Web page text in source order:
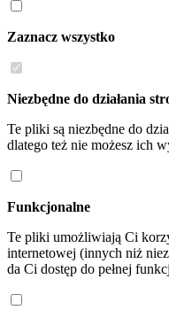
Zaznacz wszystko
Niezbędne do działania
Te pliki są niezbędne do
dlatego też nie możesz ich
Funkcjonalne
Te pliki umożliwiają Ci
internetowej (innych niż
da Ci dostęp do pełnej